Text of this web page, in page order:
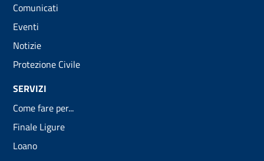
Comunicati
Eventi
Notizie
Protezione Civile
SERVIZI
Come fare per...
Finale Ligure
Loano